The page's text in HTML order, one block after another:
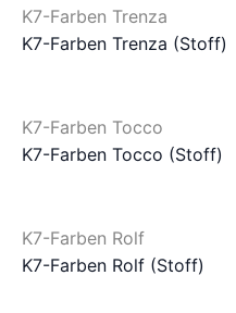
K7-Farben Trenza
K7-Farben Trenza (Stoff)
K7-Farben Tocco
K7-Farben Tocco (Stoff)
K7-Farben Rolf
K7-Farben Rolf (Stoff)